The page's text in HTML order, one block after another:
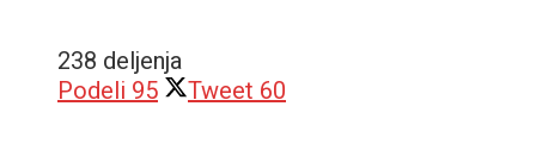
238 deljenja
Podeli 95 Tweet 60